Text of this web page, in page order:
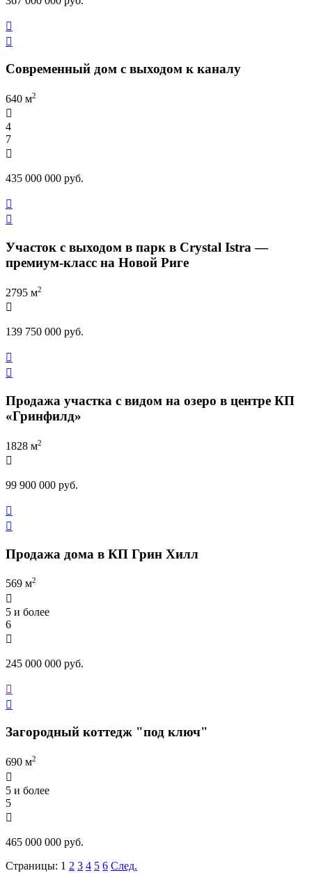


Современный дом с выходом к каналу
640 м2

4
7

435 000 000 руб.


Участок с выходом в парк в Crystal Istra —
премиум-класс на Новой Риге
2795 м2

139 750 000 руб.


Продажа участка с видом на озеро в центре КП
«Гринфилд»
1828 м2

99 900 000 руб.


Продажа дома в КП Грин Хилл
569 м2

5 и более
6

245 000 000 руб.


Загородный коттедж "под ключ"
690 м2

5 и более
5

465 000 000 руб.
Страницы: 1 2 3 4 5 6 След.